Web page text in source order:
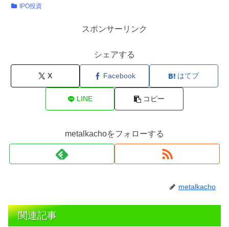
IPO投資
スポンサーリンク
シェアする
X Facebook はてブ
LINE コピー
metalkachoをフォローする
metalkacho
関連記事